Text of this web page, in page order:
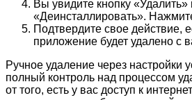
Вы увидите кнопку «Удалить»
«Деинсталлировать».
Подтвердите свое действие,
приложение будет удалено с
Ручное удаление через настройки
полный контроль над процессом
от того, есть у вас доступ к